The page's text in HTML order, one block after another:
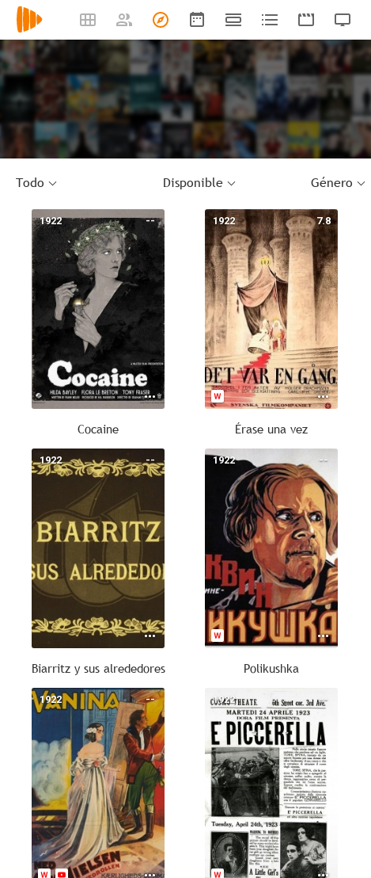
Todo Disponible Género
--
1922
Cocaine
7.8
1922
Érase una vez
--
1922
Biarritz y sus alrededores
--
1922
Polikushka
--
1922 --
1922